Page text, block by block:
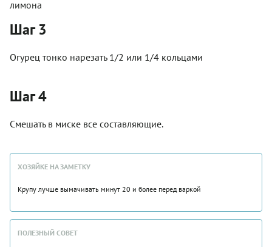
лимона
Шаг 3
Огурец тонко нарезать 1/2 или 1/4 кольцами
Шаг 4
Смешать в миске все составляющие.
ХОЗЯЙКЕ НА ЗАМЕТКУ
Крупу лучше вымачивать минут 20 и более перед варкой
ПОЛЕЗНЫЙ СОВЕТ